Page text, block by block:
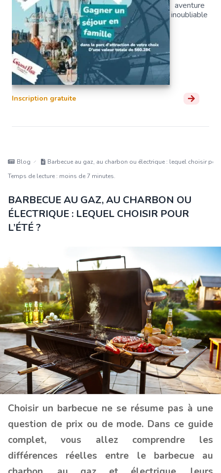
Blog
Barbecue au gaz, au charbon ou électrique : lequel choisir pour
Temps de lecture : moins de 7 minutes.
BARBECUE AU GAZ, AU CHARBON OU
ÉLECTRIQUE : LEQUEL CHOISIR POUR
L’ÉTÉ ?
Choisir un barbecue ne se résume pas à une
question de prix ou de mode. Dans ce guide
complet, vous allez comprendre les
différences réelles entre le barbecue au
aventure
inoubliable
Inscription gratuite